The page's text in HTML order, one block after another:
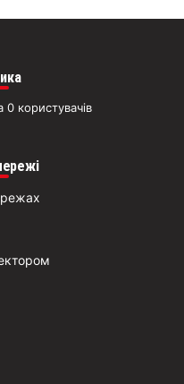
0 користувачів